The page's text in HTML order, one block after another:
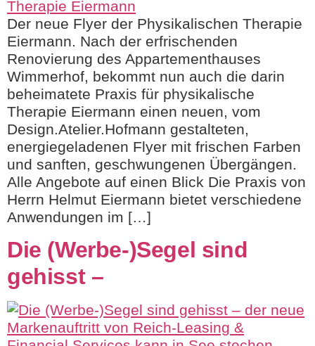
Der neue Flyer der Physikalischen Therapie
Eiermann. Nach der erfrischenden
Renovierung des Appartementhauses
Wimmerhof, bekommt nun auch die darin
beheimatete Praxis für physikalische
Therapie Eiermann einen neuen, vom
Design.Atelier.Hofmann gestalteten,
energiegeladenen Flyer mit frischen Farben
und sanften, geschwungenen Übergängen.
Alle Angebote auf einen Blick Die Praxis von
Herrn Helmut Eiermann bietet verschiedene
Anwendungen im […]
Die (Werbe-)Segel sind
gehisst –